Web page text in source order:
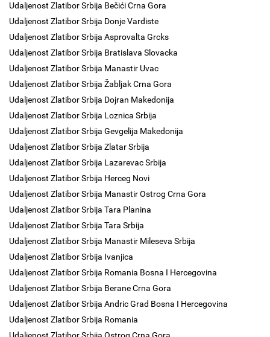
Udaljenost Zlatibor Srbija Bečići Crna Gora
Udaljenost Zlatibor Srbija Donje Vardiste
Udaljenost Zlatibor Srbija Asprovalta Grcks
Udaljenost Zlatibor Srbija Bratislava Slovacka
Udaljenost Zlatibor Srbija Manastir Uvac
Udaljenost Zlatibor Srbija Žabljak Crna Gora
Udaljenost Zlatibor Srbija Dojran Makedonija
Udaljenost Zlatibor Srbija Loznica Srbija
Udaljenost Zlatibor Srbija Gevgelija Makedonija
Udaljenost Zlatibor Srbija Zlatar Srbija
Udaljenost Zlatibor Srbija Lazarevac Srbija
Udaljenost Zlatibor Srbija Herceg Novi
Udaljenost Zlatibor Srbija Manastir Ostrog Crna Gora
Udaljenost Zlatibor Srbija Tara Planina
Udaljenost Zlatibor Srbija Tara Srbija
Udaljenost Zlatibor Srbija Manastir Mileseva Srbija
Udaljenost Zlatibor Srbija Ivanjica
Udaljenost Zlatibor Srbija Romania Bosna I Hercegovina
Udaljenost Zlatibor Srbija Berane Crna Gora
Udaljenost Zlatibor Srbija Andric Grad Bosna I Hercegovina
Udaljenost Zlatibor Srbija Romania